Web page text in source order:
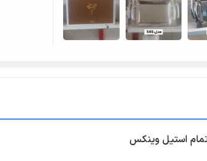
استیل وینکس